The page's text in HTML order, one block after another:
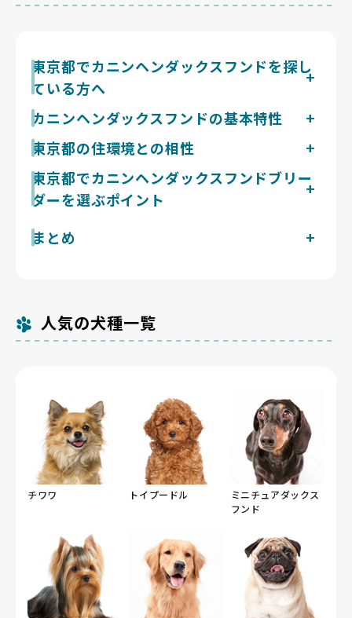
東京都でカニンヘンダックスフンドを探し
ている方へ
カニンヘンダックスフンドは小柄で東京都の集合住宅で
も飼いやすい一方、胴長で椎間板を痛めやすく、滑りや
すい床への対策が前提になります。
カニンヘンダックスフンドの基本特性
ダックスフンドの中で最も小型の犬種で、活動的で運動
意欲は十分。1日2回・合計30〜40分の散歩に嗅覚遊び
を組み合わせるイメージが向きます。抜け毛は被毛タイ
プにより差がありますが、日常的なブラッシングが必要
です。狩猟犬の血を引き、ミニチュアダックスと同様に
体格の割によく響きます。社会化期に多くの経験を積ま
東京都の住環境との相性
東京都の23区は集合住宅が密集し、フローリングや段
差の多い間取りが一般的な住環境です。カニンヘンダッ
クスフンドは体重が軽い分だけ集合住宅でも飼いやすい
つため、東京都の住宅事情では滑り止めや段差対策が前
ドは路面の照り返しへの配慮も東京都内で必要になりま
す。
東京都でカニンヘンダックスフンドブリー
ダーを選ぶポイント
カニンヘンダックスフンドは椎間板ヘルニアと進行性網
膜萎縮症が代表的な遺伝性・健康課題です。東京都の犬
ない出産間隔で繁殖しているかまで説明できるブリーダ
ーかを確認しましょう。
現在東京都で掲載中のカニンヘンダックスフンドのブリ
ーダーは1件です。Breeder Familiesでは「6つの絶対
まとめ
人気の犬種一覧
チワワ トイプードル
ミニチュアダックス
フンド